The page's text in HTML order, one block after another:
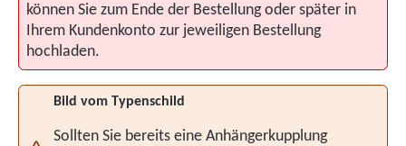
können Sie zum Ende der Bestellung oder später in
Ihrem Kundenkonto zur jeweiligen Bestellung
hochladen.
Bild vom Typenschild
Sollten Sie bereits eine Anhängerkupplung